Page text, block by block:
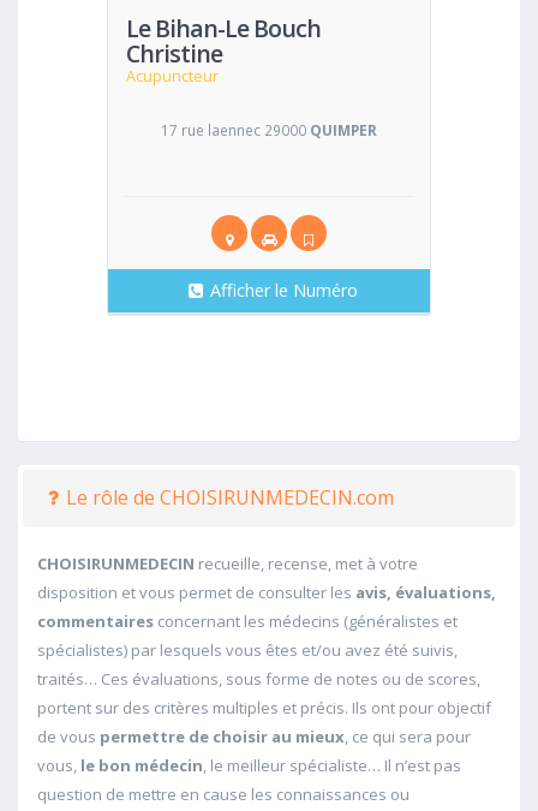
Le Bihan-Le Bouch
Christine
Acupuncteur
17 rue laennec 29000 QUIMPER
Afficher le Numéro
Le rôle de CHOISIRUNMEDECIN.com
CHOISIRUNMEDECIN recueille, recense, met à votre
disposition et vous permet de consulter les avis, évaluations,
commentaires concernant les médecins (généralistes et
spécialistes) par lesquels vous êtes et/ou avez été suivis,
traités… Ces évaluations, sous forme de notes ou de scores,
portent sur des critères multiples et précis. Ils ont pour objectif
de vous permettre de choisir au mieux, ce qui sera pour
vous, le bon médecin, le meilleur spécialiste… Il n’est pas
question de mettre en cause les connaissances ou